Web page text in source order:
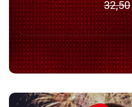
32,50